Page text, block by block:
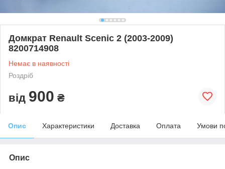
Домкрат Renault Scenic 2 (2003-2009)
8200714908
Немає в наявності
Роздріб
від 900 ₴
Опис Характеристики Доставка Оплата Умови
Опис